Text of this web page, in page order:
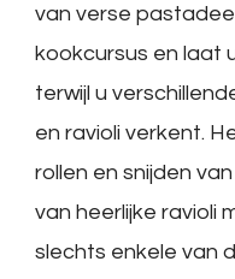
van verse
kookcursus en laat
terwijl u
en ravioli verkent.
rollen en snijden
van heerlijke ravioli
slechts enkele van